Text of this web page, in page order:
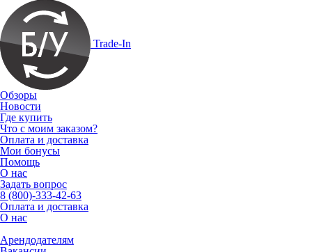
Trade-In
Обзоры
Новости
Где купить
Что с моим заказом?
Оплата и доставка
Мои бонусы
Помощь
О нас
Задать вопрос
8 (800)-333-42-63
Оплата и доставка
О нас
Арендодателям